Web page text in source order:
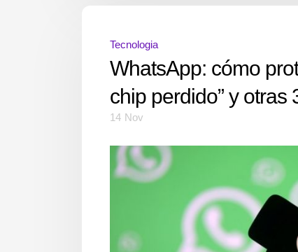
Tecnologia
WhatsApp: cómo
chip perdido” y otras
14 Nov